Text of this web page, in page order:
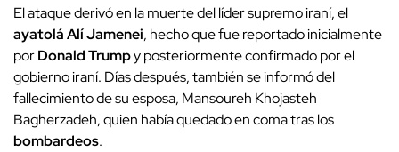
El ataque derivó en la muerte del líder supremo iraní, el
ayatolá Alí Jamenei, hecho que fue reportado inicialmente
porDonald Trumpy posteriormente confirmado por el
gobierno iraní. Días después, también se informó del
fallecimiento de su esposa, Mansoureh Khojasteh
Bagherzadeh, quien había quedado en coma tras los
bombardeos.